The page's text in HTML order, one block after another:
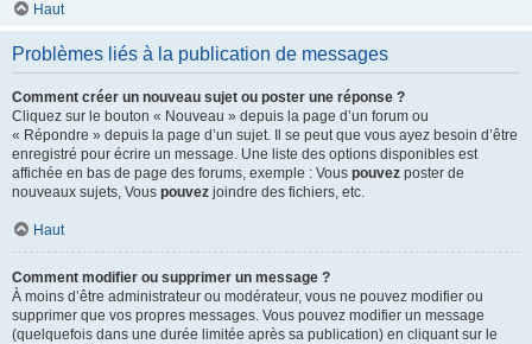
Haut
Problèmes liés à la publication de messages
Comment créer un nouveau sujet ou poster une réponse ?
Cliquez sur le bouton « Nouveau » depuis la page d’un forum ou
« Répondre » depuis la page d’un sujet. Il se peut que vous ayez besoin d’être
enregistré pour écrire un message. Une liste des options disponibles est
affichée en bas de page des forums, exemple : Vous pouvez poster de
nouveaux sujets, Vous pouvez joindre des fichiers, etc.
Haut
Comment modifier ou supprimer un message ?
À moins d’être administrateur ou modérateur, vous ne pouvez modifier ou
supprimer que vos propres messages. Vous pouvez modifier un message
(quelquefois dans une durée limitée après sa publication) en cliquant sur le